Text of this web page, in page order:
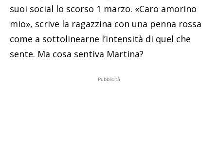
suoi social lo scorso 1 marzo. «Caro amorino
mio», scrive la ragazzina con una penna rossa
come a sottolinearne l’intensità di quel che
sente. Ma cosa sentiva Martina?
Pubblicità